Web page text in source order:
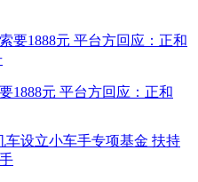
1888元 平台方回应：正和